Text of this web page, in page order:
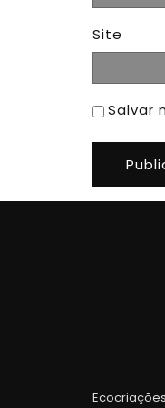
Site
Salvar